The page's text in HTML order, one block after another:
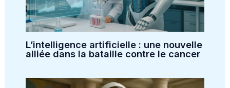
L’intelligence artificielle : une nouvelle
alliée dans la bataille contre le cancer